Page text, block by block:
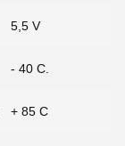
5,5 V
- 40 C.
+ 85 C